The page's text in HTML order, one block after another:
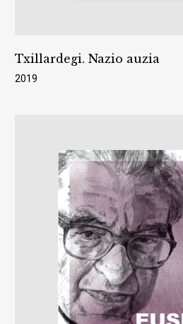
Txillardegi. Nazio auzia
2019